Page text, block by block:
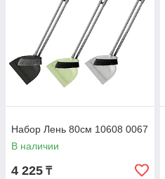
Набор Лень 80см 10608 0067
В наличии
4 225 ₸